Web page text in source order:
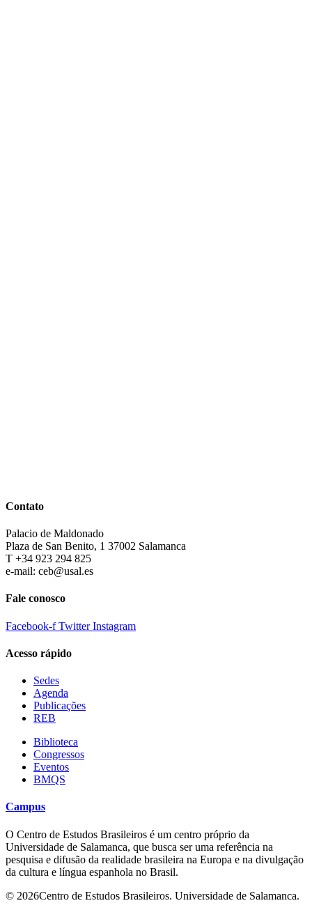
Contato
Palacio de Maldonado
Plaza de San Benito, 1 37002 Salamanca
T +34 923 294 825
e-mail: ceb@usal.es
Fale conosco
Facebook-f Twitter Instagram
Acesso rápido
Sedes
Agenda
Publicações
REB
Biblioteca
Congressos
Eventos
BMQS
Campus
O Centro de Estudos Brasileiros é um centro próprio da
Universidade de Salamanca, que busca ser uma referência na
pesquisa e difusão da realidade brasileira na Europa e na divulgação
da cultura e língua espanhola no Brasil.
© 2026Centro de Estudos Brasileiros. Universidade de Salamanca.